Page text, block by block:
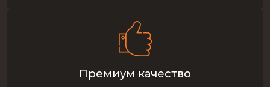
Премиум качество